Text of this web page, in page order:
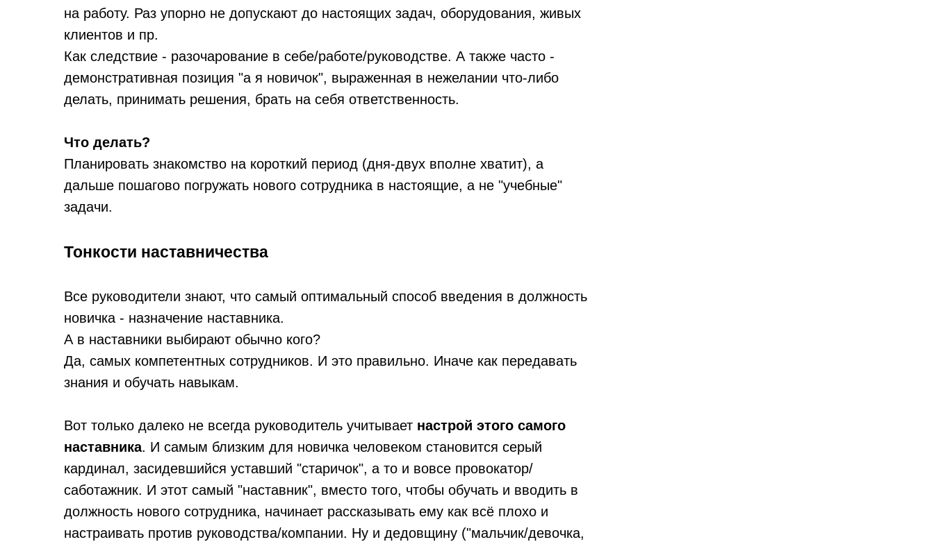
на работу. Раз упорно не допускают до настоящих задач, оборудования, живых
клиентов и пр.
Как следствие - разочарование в себе/работе/руководстве. А также часто -
демонстративная позиция "а я новичок", выраженная в нежелании что-либо
делать, принимать решения, брать на себя ответственность.
Что делать?
Планировать знакомство на короткий период (дня-двух вполне хватит), а
дальше пошагово погружать нового сотрудника в настоящие, а не "учебные"
задачи.
Тонкости наставничества
Все руководители знают, что самый оптимальный способ введения в должность
новичка - назначение наставника.
А в наставники выбирают обычно кого?
Да, самых компетентных сотрудников. И это правильно. Иначе как передавать
знания и обучать навыкам.
Вот только далеко не всегда руководитель учитывает настрой этого самого
наставника. И самым близким для новичка человеком становится серый
кардинал, засидевшийся уставший "старичок", а то и вовсе провокатор/
саботажник. И этот самый "наставник", вместо того, чтобы обучать и вводить в
должность нового сотрудника, начинает рассказывать ему как всё плохо и
настраивать против руководства/компании. Ну и дедовщину ("мальчик/девочка,